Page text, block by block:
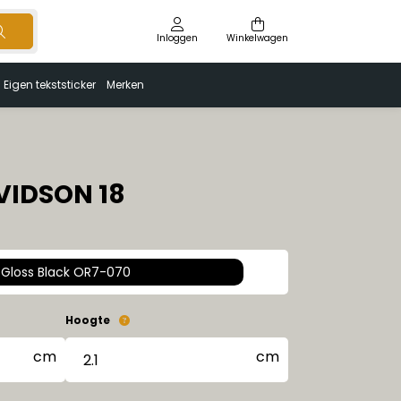
Inloggen Winkelwagen
Eigen tekststicker Merken
18
Gloss Black OR7-070
Hoogte